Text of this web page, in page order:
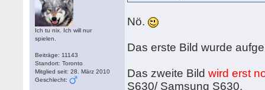
Ich tu nix. Ich will nur
spielen.
Beiträge: 11143
Standort: Toronto
Mitglied seit: 28. März 2010
Geschlecht:
Nö.
Das erste Bild wurde
Das zweite Bildwird erst
S630/ Samsung S630.